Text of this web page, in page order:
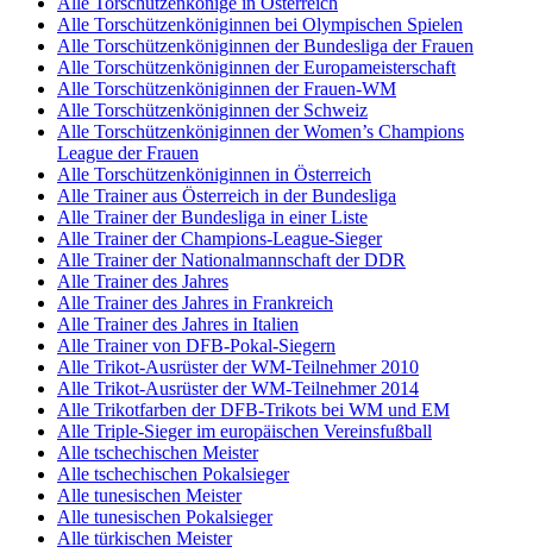
Alle Torschützenköniginnen bei Olympischen Spielen
Alle Torschützenköniginnen der Bundesliga der Frauen
Alle Torschützenköniginnen der Europameisterschaft
Alle Torschützenköniginnen der Frauen-WM
Alle Torschützenköniginnen der Schweiz
Alle Torschützenköniginnen der Women’s Champions
League der Frauen
Alle Torschützenköniginnen in Österreich
Alle Trainer aus Österreich in der Bundesliga
Alle Trainer der Bundesliga in einer Liste
Alle Trainer der Champions-League-Sieger
Alle Trainer der Nationalmannschaft der DDR
Alle Trainer des Jahres
Alle Trainer des Jahres in Frankreich
Alle Trainer des Jahres in Italien
Alle Trainer von DFB-Pokal-Siegern
Alle Trikot-Ausrüster der WM-Teilnehmer 2010
Alle Trikot-Ausrüster der WM-Teilnehmer 2014
Alle Trikotfarben der DFB-Trikots bei WM und EM
Alle Triple-Sieger im europäischen Vereinsfußball
Alle tschechischen Meister
Alle tschechischen Pokalsieger
Alle tunesischen Meister
Alle tunesischen Pokalsieger
Alle türkischen Meister